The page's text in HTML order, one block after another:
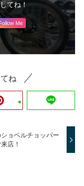
てね！
Me
ね
ョベルチョッパー
店！